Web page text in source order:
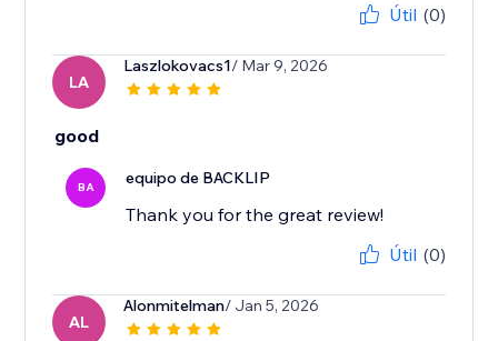
Útil (0)
LA
Laszlokovacs1/ Mar 9, 2026
good
BA equipo de BACKLIP
Thank you for the great review!
Útil (0)
AL
Alonmitelman/ Jan 5, 2026